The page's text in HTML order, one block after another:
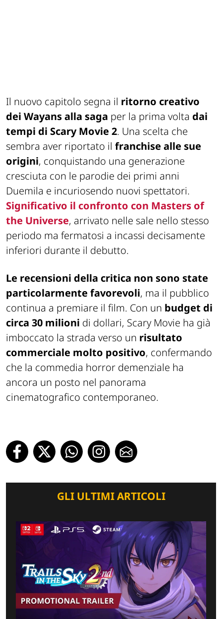
Il nuovo capitolo segna il ritorno creativo
dei Wayans alla saga per la prima volta dai
tempi di Scary Movie 2. Una scelta che
sembra aver riportato il franchise alle sue
origini, conquistando una generazione
cresciuta con le parodie dei primi anni
Duemila e incuriosendo nuovi spettatori.
Significativo il confronto con Masters of
the Universe, arrivato nelle sale nello stesso
periodo ma fermatosi a incassi decisamente
inferiori durante il debutto.
Le recensioni della critica non sono state
particolarmente favorevoli, ma il pubblico
continua a premiare il film. Con un budget di
circa 30 milioni di dollari, Scary Movie ha già
imboccato la strada verso un risultato
commerciale molto positivo, confermando
che la commedia horror demenziale ha
ancora un posto nel panorama
cinematografico contemporaneo.
GLI ULTIMI ARTICOLI